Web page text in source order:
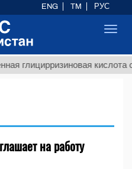
глицирризиновая кислота
на работу
ENG TM РУС